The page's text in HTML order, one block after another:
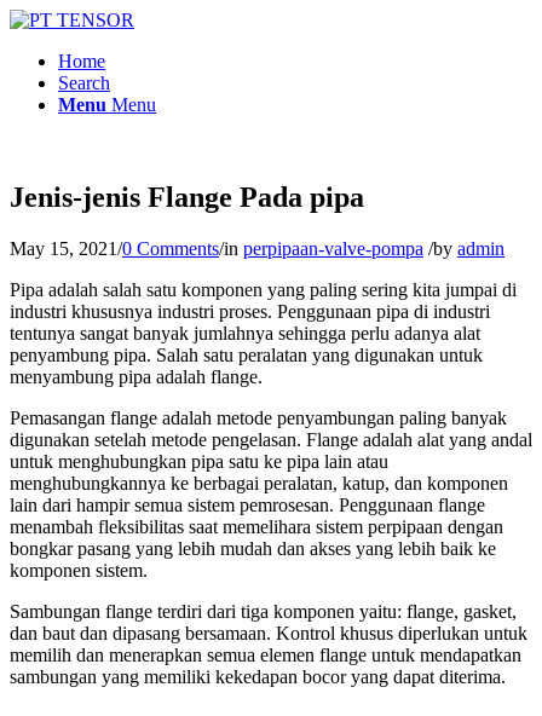
Home
Search
Menu Menu
Jenis-jenis Flange Pada pipa
May 15, 2021/0 Comments/in perpipaan-valve-pompa /by admin
Pipa adalah salah satu komponen yang paling sering kita jumpai di
industri khususnya industri proses. Penggunaan pipa di industri
tentunya sangat banyak jumlahnya sehingga perlu adanya alat
penyambung pipa. Salah satu peralatan yang digunakan untuk
menyambung pipa adalah flange.
Pemasangan flange adalah metode penyambungan paling banyak
digunakan setelah metode pengelasan. Flange adalah alat yang andal
untuk menghubungkan pipa satu ke pipa lain atau
menghubungkannya ke berbagai peralatan, katup, dan komponen
lain dari hampir semua sistem pemrosesan. Penggunaan flange
menambah fleksibilitas saat memelihara sistem perpipaan dengan
bongkar pasang yang lebih mudah dan akses yang lebih baik ke
komponen sistem.
Sambungan flange terdiri dari tiga komponen yaitu: flange, gasket,
dan baut dan dipasang bersamaan. Kontrol khusus diperlukan untuk
memilih dan menerapkan semua elemen flange untuk mendapatkan
sambungan yang memiliki kekedapan bocor yang dapat diterima.